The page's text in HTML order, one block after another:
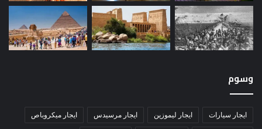
وسوم
ايجار سيارات ايجار ليموزين ايجار مرسيدس ايجار ميكروباص